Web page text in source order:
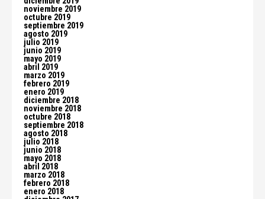
noviembre 2019
octubre 2019
septiembre 2019
agosto 2019
julio 2019
junio 2019
mayo 2019
abril 2019
marzo 2019
febrero 2019
enero 2019
diciembre 2018
noviembre 2018
octubre 2018
septiembre 2018
agosto 2018
julio 2018
junio 2018
mayo 2018
abril 2018
marzo 2018
febrero 2018
enero 2018